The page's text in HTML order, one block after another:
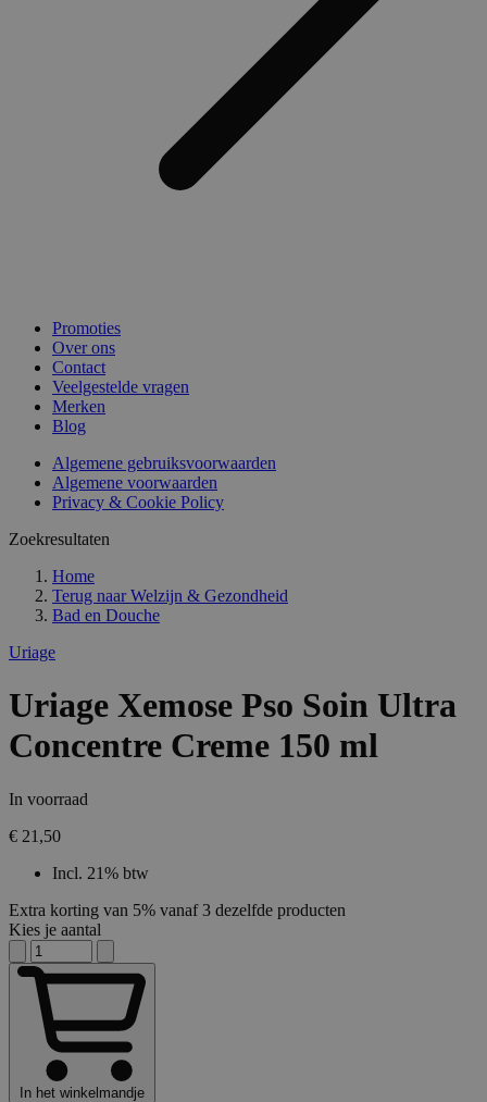
Promoties
Over ons
Contact
Veelgestelde vragen
Merken
Blog
Algemene gebruiksvoorwaarden
Algemene voorwaarden
Privacy & Cookie Policy
Zoekresultaten
Home
Terug naar Welzijn & Gezondheid
Bad en Douche
Uriage
Uriage Xemose Pso Soin Ultra
Concentre Creme 150 ml
In voorraad
€ 21,50
Incl. 21% btw
Extra korting van 5% vanaf 3 dezelfde producten
Kies je aantal
In het winkelmandje